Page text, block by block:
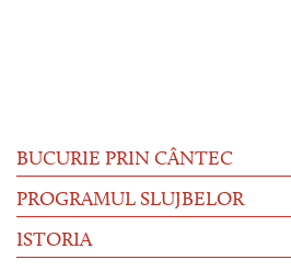
BUCURIE PRIN CÂNTEC
PROGRAMUL SLUJBELOR
ISTORIA